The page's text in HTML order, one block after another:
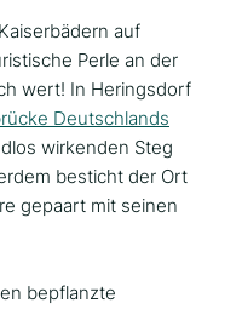
auf
Perle an der
wert! In Heringsdorf
Deutschlands
wirkenden Steg
besticht der Ort
gepaart mit seinen
bepflanzte